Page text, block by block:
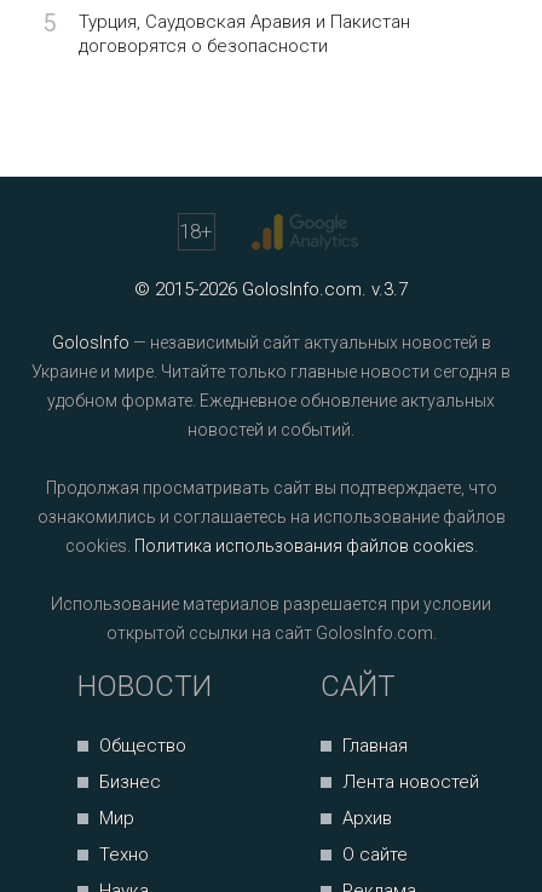
5
Турция, Саудовская Аравия и Пакистан
договорятся о безопасности
18+
© 2015-2026 GolosInfo.com. v.3.7
GolosInfo — независимый сайт актуальных новостей в
Украине и мире. Читайте только главные новости сегодня в
удобном формате. Ежедневное обновление актуальных
новостей и событий.
Продолжая просматривать сайт вы подтверждаете, что
ознакомились и соглашаетесь на использование файлов
cookies. Политика использования файлов cookies
Использование материалов разрешается при условии
открытой ссылки на сайт GolosInfo.com.
НОВОСТИ
Общество
Бизнес
Мир
Техно
САЙТ
Главная
Лента новостей
Архив
О сайте